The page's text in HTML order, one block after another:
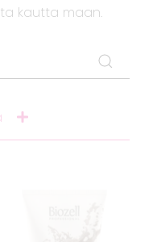
kautta maan.